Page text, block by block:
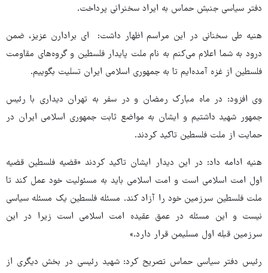
دفتر سیاسی جنبش حماس به ایراد سخنرانی پرداخت.
هنیه طی سخنانی در این مراسم اظهار داشت: ای برادارن عزیز، ضمن
درود به شما اعلام می‌کنم به نام ملت پایدار فلسطین و گروه‌های مقاومت
فلسطین از غزه آمده‌ایم تا به جمهوری اسلامی ایران تسلیت بگوییم.
وی افزود: در ماه مبارک رمضان و در سفر به تهران دیداری با رئیس
جمهور شهید داشتیم و ایشان به مواضع ثابت جمهوری اسلامی ایران در
حمایت از ملت فلسطین تاکید کردند.
هنیه ادامه داد: در این دیدار ایشان تاکید کردند «قضیه فلسطین قضیه
اول امت اسلامی است و امت اسلامی باید به مسئولیت خود عمل کند تا
ملت فلسطین سرزمین خود را آزاد کند. مسئله فلسطین یک مسئله سیاسی
نیست و این مسئله در عمق عقیده امت اسلامی است زیرا در این
سرزمین قبله اول مسلیمن قرار دارد.»
رئیس دفتر سیاسی حماس تصریح کرد: شهید رئیسی در بخش دیگری از